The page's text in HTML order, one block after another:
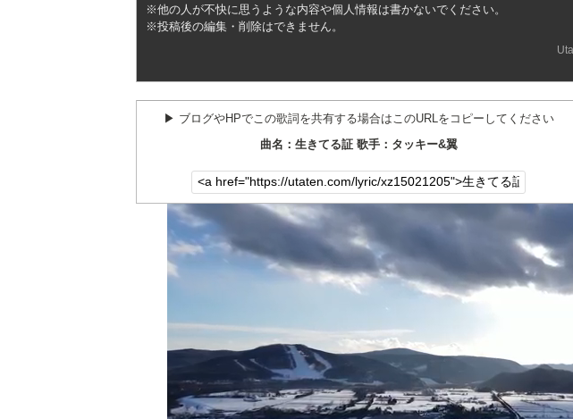
※他の人が不快に思うような内容や個人情報は書かないでください。
※投稿後の編集・削除はできません。
▶︎ ブログやHPでこの歌詞を共有する場合はこのURLをコピーしてください
曲名：生きてる証 歌手：タッキー&翼